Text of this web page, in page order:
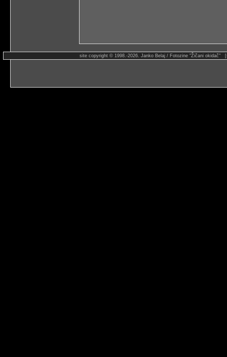
site copyright © 1998.-2026. Janko Belaj / Fotozine "Žičani okidač"